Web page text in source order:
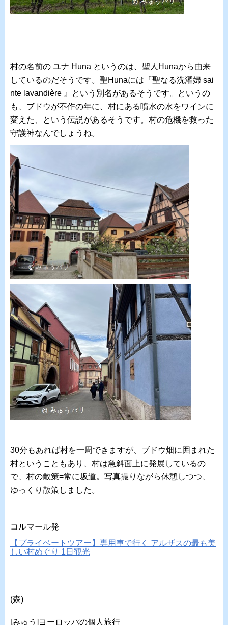
村の名前の ユナ Huna というのは、聖人Hunaから由来
しているのだそうです。聖Hunaには『聖なる洗濯婦 sai
nte lavandière 』という別名があるそうです。というの
も、ブドウが不作の年に、村にある噴水の水をワインに
変えた、という伝説があるそうです。村の危機を救った
守護神なんでしょうね。
30分もあれば村を一周できますが、ブドウ畑に囲まれた
村ということもあり、村は急斜面上に発展しているの
で、村の散策=常に坂道。写真撮りながら休憩しつつ、
ゆっくり散策しました。
コルマール発
【プライベートツアー】専用車で行く アルザスの最も美
しい村めぐり 1日観光
(森)
[みゅう]ヨーロッパの個人旅行